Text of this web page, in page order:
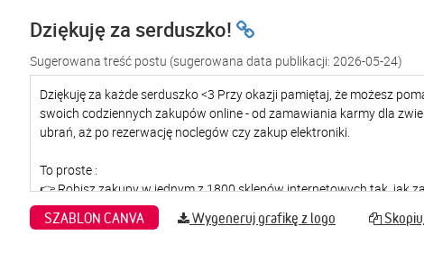
Dziękuję za serduszko!
Sugerowana treść postu (sugerowana data publikacji: 2026-05-24)
SZABLON CANVA Wygeneruj grafikę z logo